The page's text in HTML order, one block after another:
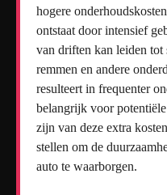
hogere
ontstaat door intensief
van driften kan leiden tot
remmen en andere
resulteert in frequenter
belangrijk voor
zijn van deze extra
stellen om de
auto te waarborgen.